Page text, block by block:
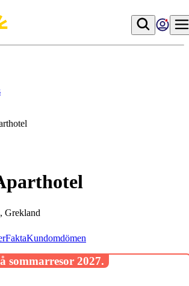
Grekland
FaktaKundomdömen
sommarresor 2027.